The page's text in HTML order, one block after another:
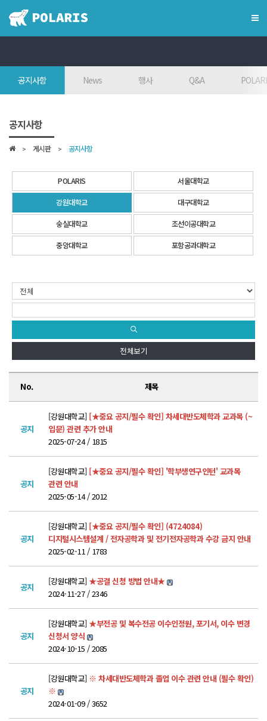
인재상
FAQ
참여대학/조직도
오시는 길
학위학사 안내
소개
POLAR expert
POLAR W-square
POLAR edu
경진대회
POLARIS LOC
POLARIS LOS
경진대회
TCAT
SIF 2026
소개
지난 SIF 보기
공지사항 News 행사 Q&A
공지사항
게시판 공지사항
POLARIS
서울대학교
강원대학교
대구대학교
숭실대학교
조선이공대학교
중앙대학교
포항공과대학교
전체보기
No. 제목
공지
[강원대학교] [★중요 공지/필수 확인] 차세대반도체학과 교과목 (~
입문) 관련 추가 안내
2025-07-24 / 1815
공지
[강원대학교] [★중요 공지/필수 확인] '학부생연구인턴' 교과목
관련 안내
2025-05-14 / 2012
공지
[강원대학교] [★중요 공지/필수 확인] (4724084)
디지털시스템설계 / 전자공학과 및 전기전자공학과 수강 금지 안내
2025-02-11 / 1783
공지
[강원대학교] ★공결 신청 방법 안내★
2024-11-27 / 2346
공지
[강원대학교] ★부전공 및 복수전공 이수인정원, 포기서, 이수 변경
신청서 양식
2024-10-15 / 2085
공지
[강원대학교] ※ 차세대반도체학과 졸업 이수 관련 안내 (필수 확인)
※
2024-01-09 / 3652